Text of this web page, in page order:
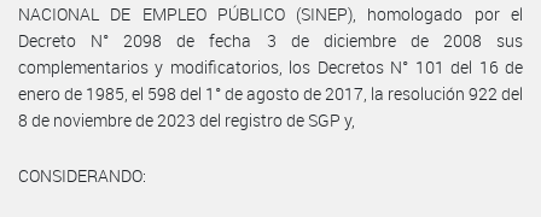
NACIONAL DE EMPLEO PÚBLICO (SINEP), homologado por el
Decreto N° 2098 de fecha 3 de diciembre de 2008 sus
complementarios y modificatorios, los Decretos N° 101 del 16 de
enero de 1985, el 598 del 1° de agosto de 2017, la resolución 922 del
8 de noviembre de 2023 del registro de SGP y,
CONSIDERANDO: